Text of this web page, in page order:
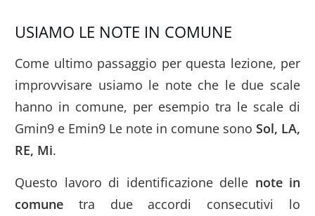
USIAMO LE NOTE IN COMUNE
Come ultimo passaggio per questa lezione, per
improvvisare usiamo le note che le due scale
hanno in comune, per esempio tra le scale di
Gmin9 e Emin9 Le note in comune sono Sol, LA,
RE, Mi.
Questo lavoro di identificazione delle note in
comune tra due accordi consecutivi lo